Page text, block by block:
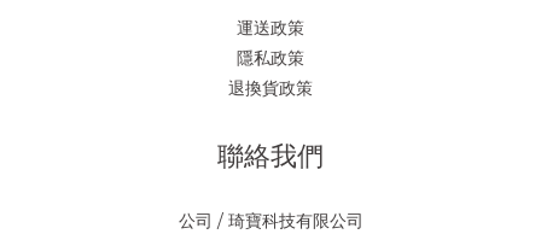
運送政策
隱私政策
退換貨政策
聯絡我們
公司 / 琦寶科技有限公司